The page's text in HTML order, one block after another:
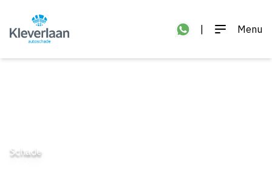
Menu
Schade